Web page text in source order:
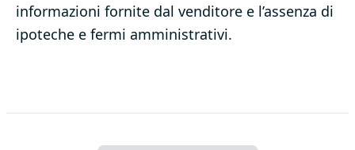
informazioni fornite dal venditore e l’assenza di
ipoteche e fermi amministrativi.